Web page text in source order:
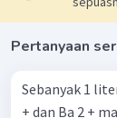
Pertanyaan
Sebanyak 1
+ dan Ba 2 +